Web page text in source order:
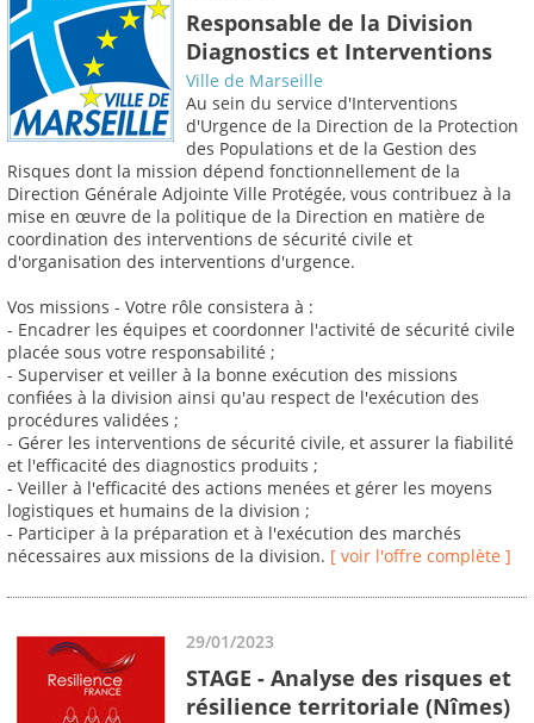
Responsable de la Division
Diagnostics et Interventions
Ville de Marseille
Au sein du service d'Interventions
d'Urgence de la Direction de la Protection
des Populations et de la Gestion des
Risques dont la mission dépend fonctionnellement de la
Direction Générale Adjointe Ville Protégée, vous contribuez à la
mise en œuvre de la politique de la Direction en matière de
coordination des interventions de sécurité civile et
d'organisation des interventions d'urgence.
Vos missions - Votre rôle consistera à :
- Encadrer les équipes et coordonner l'activité de sécurité civile
placée sous votre responsabilité ;
- Superviser et veiller à la bonne exécution des missions
confiées à la division ainsi qu'au respect de l'exécution des
procédures validées ;
- Gérer les interventions de sécurité civile, et assurer la fiabilité
et l'efficacité des diagnostics produits ;
- Veiller à l'efficacité des actions menées et gérer les moyens
logistiques et humains de la division ;
- Participer à la préparation et à l'exécution des marchés
nécessaires aux missions de la division. [ voir l'offre complète ]
29/01/2023
STAGE - Analyse des risques et
résilience territoriale (Nîmes)